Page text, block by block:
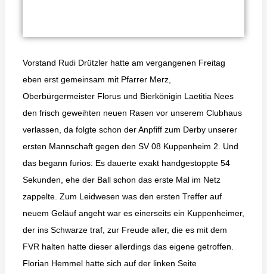
Vorstand Rudi Drützler hatte am vergangenen Freitag
eben erst gemeinsam mit Pfarrer Merz,
Oberbürgermeister Florus und Bierkönigin Laetitia Nees
den frisch geweihten neuen Rasen vor unserem Clubhaus
verlassen, da folgte schon der Anpfiff zum Derby unserer
ersten Mannschaft gegen den SV 08 Kuppenheim 2. Und
das begann furios: Es dauerte exakt handgestoppte 54
Sekunden, ehe der Ball schon das erste Mal im Netz
zappelte. Zum Leidwesen was den ersten Treffer auf
neuem Geläuf angeht war es einerseits ein Kuppenheimer,
der ins Schwarze traf, zur Freude aller, die es mit dem
FVR halten hatte dieser allerdings das eigene getroffen.
Florian Hemmel hatte sich auf der linken Seite